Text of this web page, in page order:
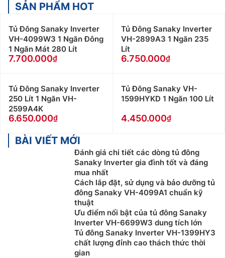
SẢN PHẨM HOT
Tủ Đông Sanaky Inverter
VH-4099W3 1 Ngăn Đông
1 Ngăn Mát 280 Lít
7.700.000
Tủ Đông Sanaky Inverter
VH-2899A3 1 Ngăn 235
Lít
6.750.000
Tủ Đông Sanaky Inverter
250 Lít 1 Ngăn VH-
2599A4K
6.650.000
Tủ Đông Sanaky VH-
1599HYKD 1 Ngăn 100 Lít
4.450.000
BÀI VIẾT MỚI
Đánh giá chi tiết các dòng tủ đông
Sanaky Inverter gia đình tốt và đáng
mua nhất
Cách lắp đặt, sử dụng và bảo dưỡng tủ
đông Sanaky VH-4099A1 chuẩn kỹ
thuật
Ưu điểm nổi bật của tủ đông Sanaky
Inverter VH-6699W3 dung tích lớn
Tủ đông Sanaky Inverter VH-1399HY3
chất lượng đỉnh cao thách thức thời
gian